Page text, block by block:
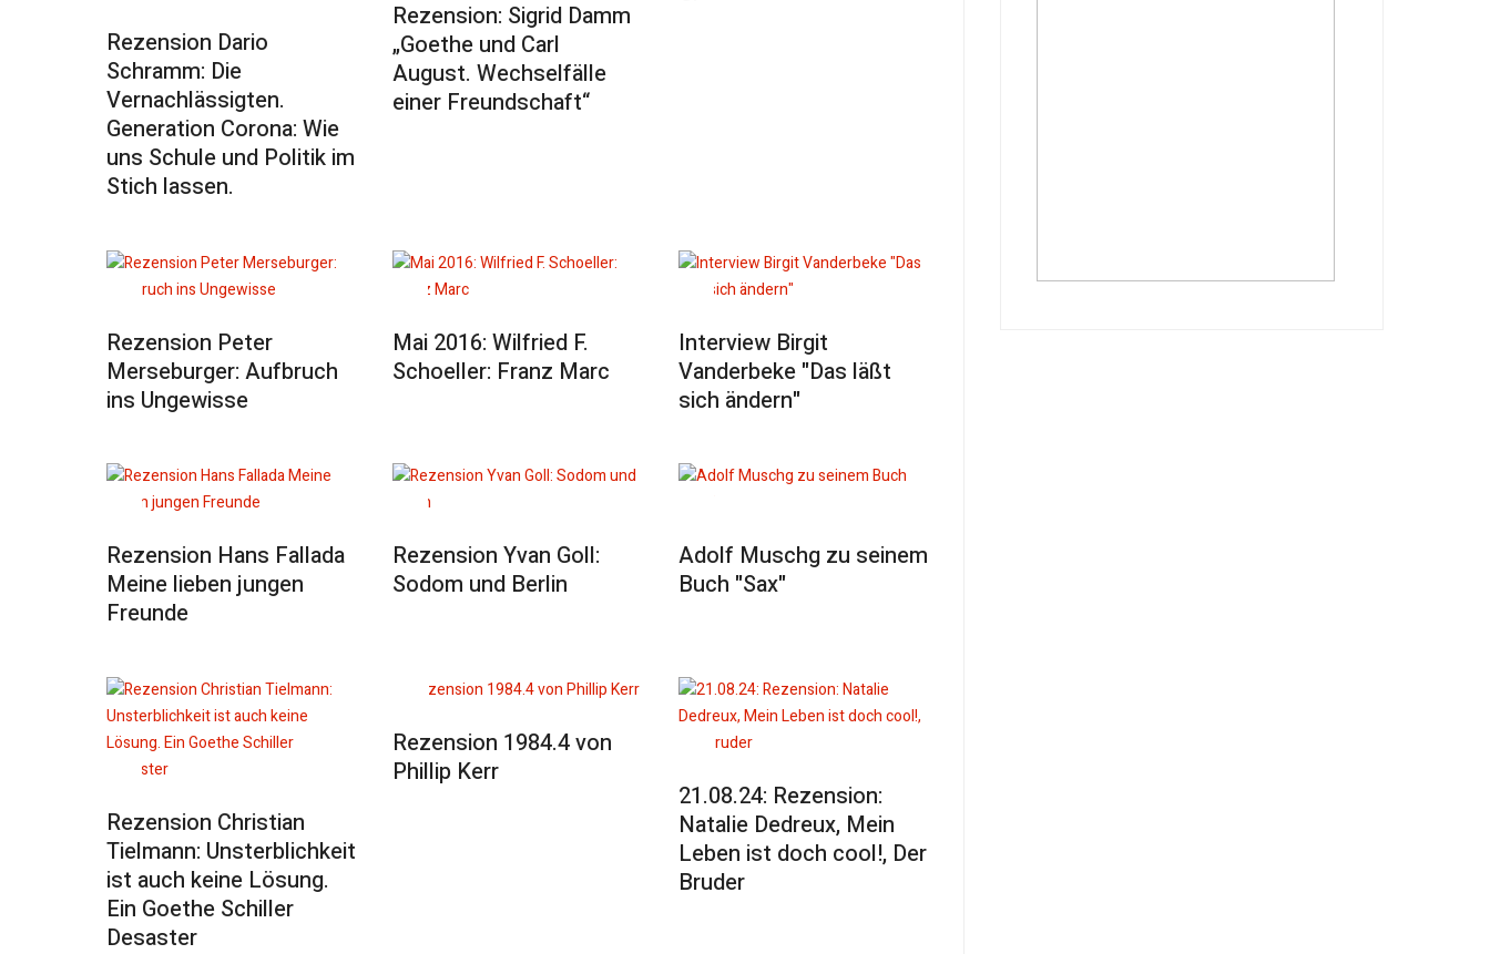
Rezension Dario
Schramm: Die
Vernachlässigten.
Generation Corona: Wie
uns Schule und Politik im
Stich lassen.
Rezension: Sigrid Damm
„Goethe und Carl
August. Wechselfälle
einer Freundschaft“
Rezension Peter
Merseburger: Aufbruch
ins Ungewisse
Mai 2016: Wilfried F.
Schoeller: Franz Marc
Interview Birgit
Vanderbeke "Das läßt
sich ändern"
Rezension Hans Fallada
Meine lieben jungen
Freunde
Rezension Yvan Goll:
Sodom und Berlin
Adolf Muschg zu seinem
Buch "Sax"
Rezension Christian
Tielmann: Unsterblichkeit
ist auch keine Lösung.
Ein Goethe Schiller
Desaster
Rezension 1984.4 von
Phillip Kerr
21.08.24: Rezension:
Natalie Dedreux, Mein
Leben ist doch cool!, Der
Bruder